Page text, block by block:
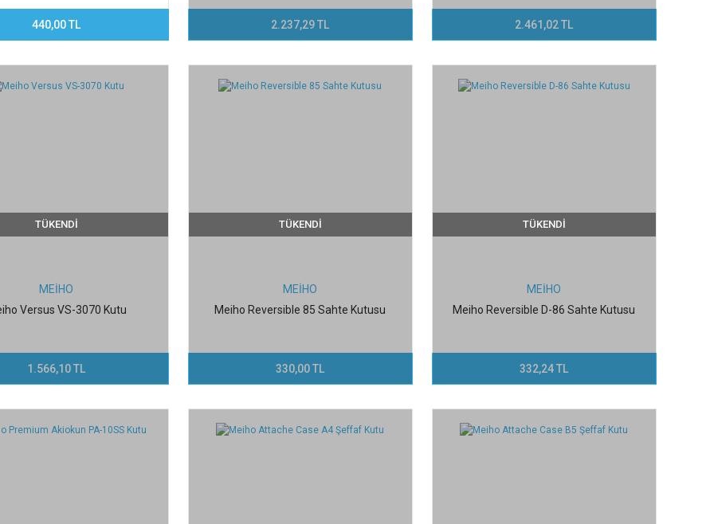
440,00 TL 2.237,29 TL 2.461,02 TL
TÜKENDİ
MEİHO
Versus VS-3070 Kutu
1.566,10 TL
TÜKENDİ
MEİHO
Meiho Reversible 85 Sahte Kutusu
330,00 TL
TÜKENDİ
MEİHO
Meiho Reversible D-86 Sahte Kutusu
332,24 TL